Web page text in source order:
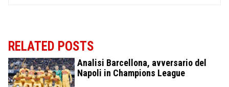
RELATED POSTS
Analisi Barcellona, avversario del
Napoli in Champions League